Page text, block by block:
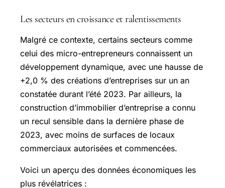
Les secteurs en croissance et ralentissements
Malgré ce contexte, certains secteurs comme
celui des micro-entrepreneurs connaissent un
développement dynamique, avec une hausse de
+2,0 % des créations d’entreprises sur un an
constatée durant l’été 2023. Par ailleurs, la
construction d’immobilier d’entreprise a connu
un recul sensible dans la dernière phase de
2023, avec moins de surfaces de locaux
commerciaux autorisées et commencées.
Voici un aperçu des données économiques les
plus révélatrices :